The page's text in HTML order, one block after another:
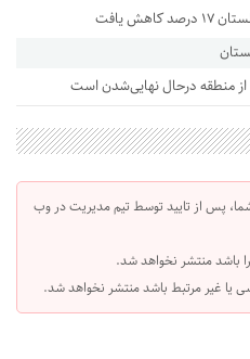
یافت
از منطقه درحال نهایی‌شدن است
پس از تایید توسط تیم مدیریت در وب
باشد منتشر نخواهد شد.
یا غیر مرتبط باشد منتشر نخواهد شد.